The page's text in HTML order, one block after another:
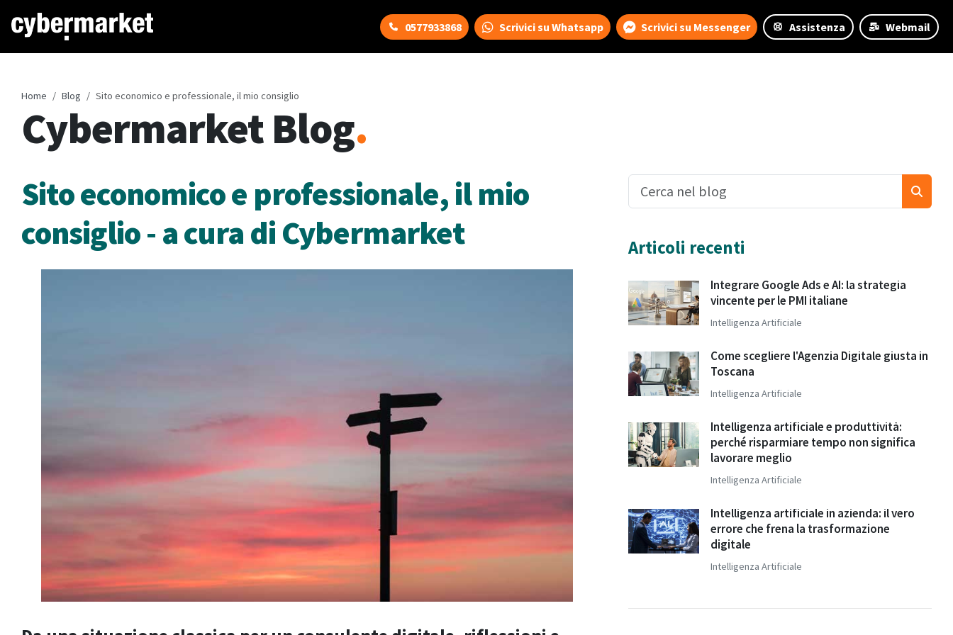
0577933868 Scrivici su Whatsapp Scrivici su Messenger Assistenza Webmail
Home Blog Sito economico e professionale, il mio consiglio
Cybermarket Blog.
Sito economico e professionale, il mio
consiglio - a cura di Cybermarket
Articoli recenti
Integrare Google Ads e AI: la strategia
vincente per le PMI italiane
Intelligenza Artificiale
Come scegliere l'Agenzia Digitale giusta in
Toscana
Intelligenza Artificiale
Intelligenza artificiale e produttività:
perché risparmiare tempo non significa
lavorare meglio
Intelligenza Artificiale
Intelligenza artificiale in azienda: il vero
errore che frena la trasformazione
digitale
Intelligenza Artificiale